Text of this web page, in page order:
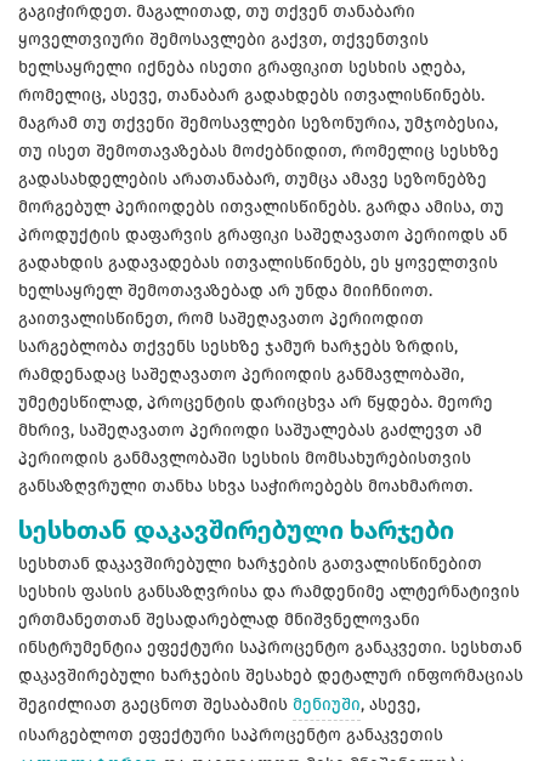
გაგიჭირდეთ. მაგალითად, თუ თქვენ თანაბარი
ყოველთვიური შემოსავლები გაქვთ, თქვენთვის
ხელსაყრელი იქნება ისეთი გრაფიკით სესხის აღება,
რომელიც, ასევე, თანაბარ გადახდებს ითვალისწინებს.
მაგრამ თუ თქვენი შემოსავლები სეზონურია, უმჯობესია,
თუ ისეთ შემოთავაზებას მოძებნიდით, რომელიც სესხზე
გადასახდელების არათანაბარ, თუმცა ამავე სეზონებზე
მორგებულ პერიოდებს ითვალისწინებს. გარდა ამისა, თუ
პროდუქტის დაფარვის გრაფიკი საშეღავათო პერიოდს ან
გადახდის გადავადებას ითვალისწინებს, ეს ყოველთვის
ხელსაყრელ შემოთავაზებად არ უნდა მიიჩნიოთ.
გაითვალისწინეთ, რომ საშეღავათო პერიოდით
სარგებლობა თქვენს სესხზე ჯამურ ხარჯებს ზრდის,
რამდენადაც საშეღავათო პერიოდის განმავლობაში,
უმეტესწილად, პროცენტის დარიცხვა არ წყდება. მეორე
მხრივ, საშეღავათო პერიოდი საშუალებას გაძლევთ ამ
პერიოდის განმავლობაში სესხის მომსახურებისთვის
განსაზღვრული თანხა სხვა საჭიროებებს მოახმაროთ.
სესხთან დაკავშირებული ხარჯები
სესხთან დაკავშირებული ხარჯების გათვალისწინებით
სესხის ფასის განსაზღვრისა და რამდენიმე ალტერნატივის
ერთმანეთთან შესადარებლად მნიშვნელოვანი
ინსტრუმენტია ეფექტური საპროცენტო განაკვეთი. სესხთან
დაკავშირებული ხარჯების შესახებ დეტალურ ინფორმაციას
შეგიძლიათ გაეცნოთ შესაბამის მენიუში, ასევე,
ისარგებლოთ ეფექტური საპროცენტო განაკვეთის